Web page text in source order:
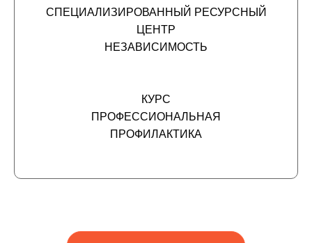
СПЕЦИАЛИЗИРОВАННЫЙ РЕСУРСНЫЙ
ЦЕНТР
НЕЗАВИСИМОСТЬ
КУРС
ПРОФЕССИОНАЛЬНАЯ
ПРОФИЛАКТИКА